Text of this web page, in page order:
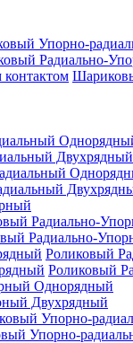
Упорно-
Радиально-
Двухрядный
Радиально-
Радиально-
Роликовый
Роликовый
Однорядный
Двухрядный
Упорно-
Упорно-